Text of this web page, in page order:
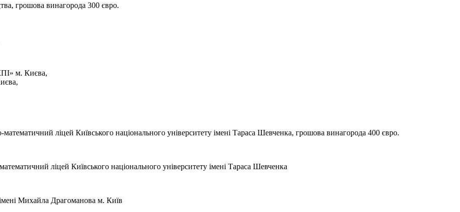
грошова винагорода 300 євро.
м. Києва,
ліцей Київського національного університету імені Тараса Шевченка, грошова винагорода 400 євро.
ліцей Київського національного університету імені Тараса Шевченка
Михайла Драгоманова м. Київ